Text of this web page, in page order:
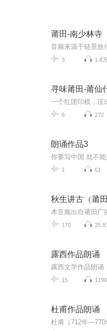
莆田-南少林寺
3 1.8
寻味莆田-莆仙
6 272
朗诵作品3
1 61
秋生讲古（莆田
170 25.8
露西作品朗诵
露西文学作品朗诵
15 1196
杜甫作品朗诵